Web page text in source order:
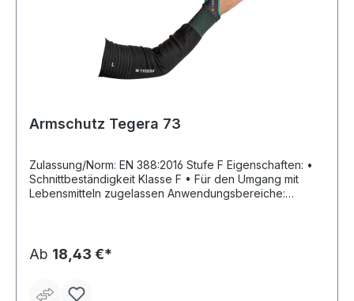
Armschutz Tegera 73
Zulassung/Norm: EN 388:2016 Stufe F Eigenschaften: •
Schnittbeständigkeit Klasse F • Für den Umgang mit
Lebensmitteln zugelassen Anwendungsbereiche:
Automotive, Transport, Gebäude und Konstruktion,
Logistik, Bereich mit Gefahr von Schnittverletzungen,
Fleischwunden Material: Nylon, Polyester, Spandex,
Ab 18,43 €*